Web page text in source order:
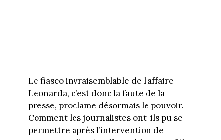
Le fiasco invraisemblable de l’affaire
Leonarda, c’est donc la faute de la
presse, proclame désormais le pouvoir.
Comment les journalistes ont-ils pu se
permettre après l’intervention de